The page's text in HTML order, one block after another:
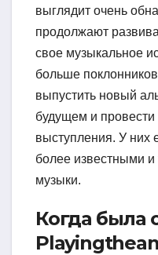
выглядит очень
продолжают
свое музыкальное
больше
выпустить новый
будущем и
выступления. У них
более известными
музыки.
Когда была